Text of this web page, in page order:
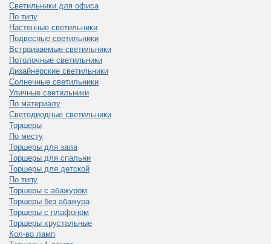
Светильники для офиса
По типу
Настенные светильники
Подвесные светильники
Встраиваемые светильники
Потолочные светильники
Дизайнерские светильники
Солнечные светильники
Уличные светильники
По материалу
Светодиодные светильники
Торшеры
По месту
Торшеры для зала
Торшеры для спальни
Торшеры для детской
По типу
Торшеры с абажуром
Торшеры без абажура
Торшеры с плафоном
Торшеры хрустальные
Кол-во ламп